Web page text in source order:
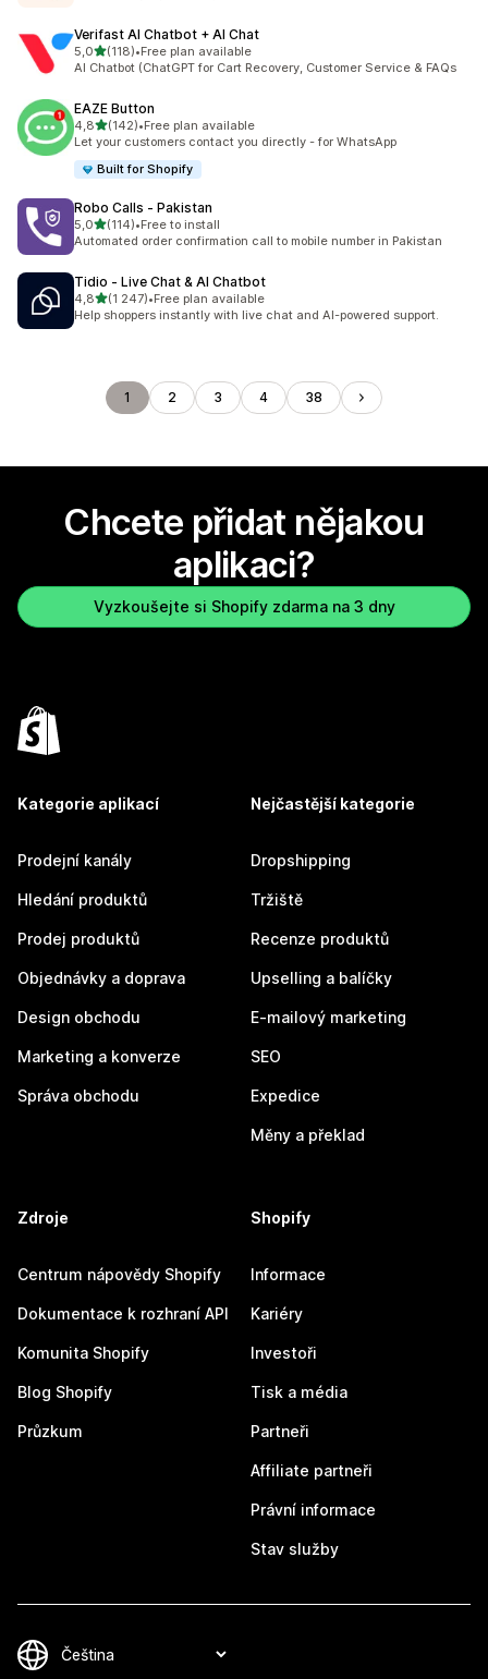
Verifast AI Chatbot + AI Chat
5,0z 5 hvězd
(118)
Celkový počet recenzí: 118
•Free plan available
AI Chatbot (ChatGPT for Cart Recovery, Customer Service & FAQs
EAZE Button
4,8z 5 hvězd
(142)
Celkový počet recenzí: 142
•Free plan available
Let your customers contact you directly - for WhatsApp
Built for Shopify
Robo Calls ‑ Pakistan
5,0z 5 hvězd
(114)
Celkový počet recenzí: 114
•Free to install
Automated order confirmation call to mobile number in Pakistan
Tidio ‑ Live Chat & AI Chatbot
4,8z 5 hvězd
(1 247)
Celkový počet recenzí: 1247
•Free plan available
Help shoppers instantly with live chat and AI-powered support.
1 2 3 4 38
Chcete přidat nějakou
aplikaci?
Vyzkoušejte si Shopify zdarma na 3 dny
Kategorie aplikací
Prodejní kanály
Hledání produktů
Prodej produktů
Objednávky a doprava
Design obchodu
Marketing a konverze
Správa obchodu
Nejčastější kategorie
Dropshipping
Tržiště
Recenze produktů
Upselling a balíčky
E-mailový marketing
SEO
Expedice
Měny a překlad
Zdroje
Centrum nápovědy Shopify
Dokumentace k rozhraní API
Komunita Shopify
Blog Shopify
Průzkum
Shopify
Informace
Kariéry
Investoři
Tisk a média
Partneři
Affiliate partneři
Právní informace
Stav služby